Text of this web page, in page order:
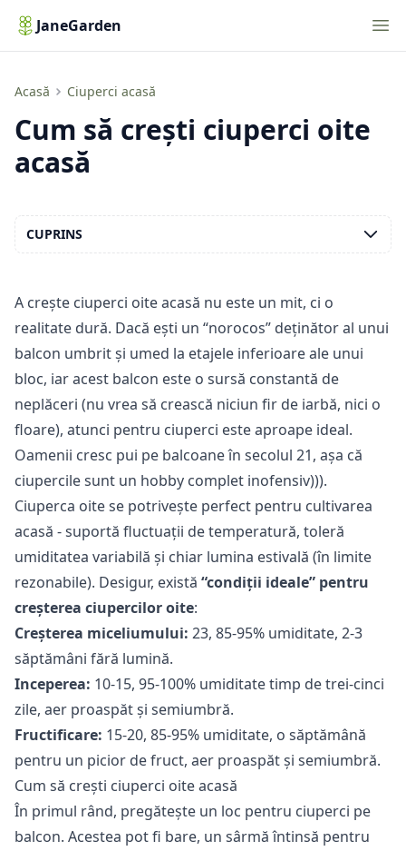
JaneGarden
Acasă Ciuperci acasă
Cum să crești ciuperci oite acasă
Cum să crești ciuperci oite
acasă
A crește ciuperci oite acasă nu este un mit, ci o
realitate dură. Dacă ești un “norocos” deținător al unui
balcon umbrit și umed la etajele inferioare ale unui
bloc, iar acest balcon este o sursă constantă de
neplăceri (nu vrea să crească niciun fir de iarbă, nici o
floare), atunci pentru ciuperci este aproape ideal.
Oamenii cresc pui pe balcoane în secolul 21, așa că
ciupercile sunt un hobby complet inofensiv))).
Ciuperca oite se potrivește perfect pentru cultivarea
acasă - suportă fluctuații de temperatură, toleră
umiditatea variabilă și chiar lumina estivală (în limite
rezonabile). Desigur, există “condiții ideale” pentru
creșterea ciupercilor oite:
Creșterea miceliumului: 23, 85-95% umiditate, 2-3
săptămâni fără lumină.
Inceperea: 10-15, 95-100% umiditate timp de trei-cinci
zile, aer proaspăt și semiumbră.
Fructificare: 15-20, 85-95% umiditate, o săptămână
pentru un picior de fruct, aer proaspăt și semiumbră.
Cum să crești ciuperci oite acasă
În primul rând, pregătește un loc pentru ciuperci pe
balcon. Acestea pot fi bare, un sârmă întinsă pentru
CUPRINS